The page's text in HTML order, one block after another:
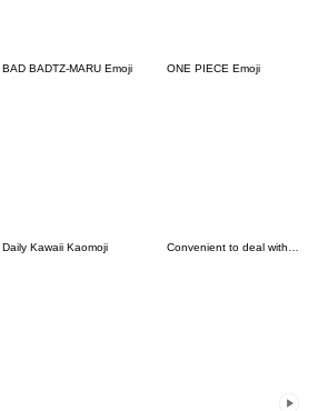
BAD BADTZ-MARU Emoji ONE PIECE Emoji
Daily Kawaii Kaomoji